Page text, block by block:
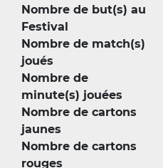
Nombre de but(s) au
Festival
Nombre de match(s)
joués
Nombre de
minute(s) jouées
Nombre de cartons
jaunes
Nombre de cartons
rouges